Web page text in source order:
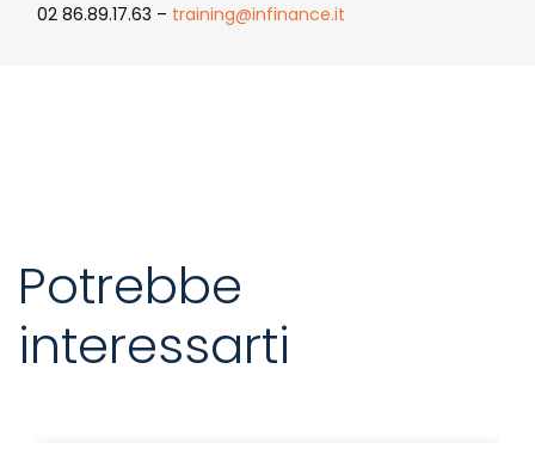
02 86.89.17.63 – training@infinance.it
Potrebbe
interessarti